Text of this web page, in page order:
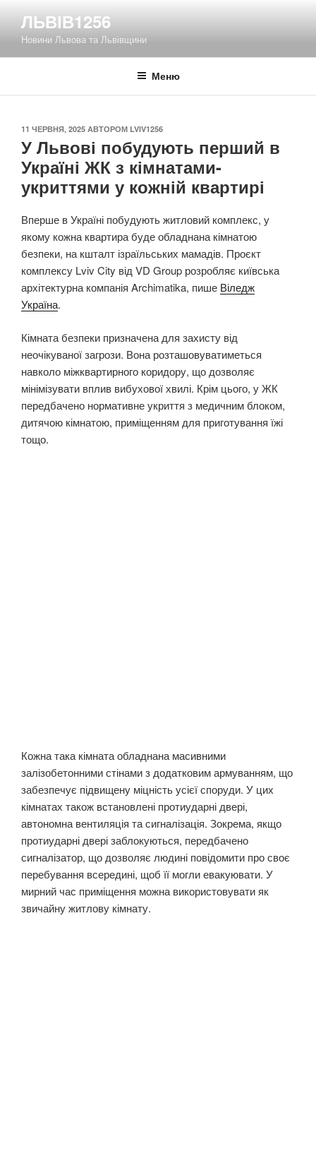
вмісту
ЛЬВІВ1256
Новини Львова та Львівщини
Меню
ОПУБЛІКОВАНО
11 ЧЕРВНЯ, 2025 АВТОРОМ LVIV1256
У Львові побудують перший в
Україні ЖК з кімнатами-
укриттями у кожній квартирі
Вперше в Україні побудують житловий комплекс, у
якому кожна квартира буде обладнана кімнатою
безпеки, на кшталт ізраїльських мамадів. Проєкт
комплексу Lviv City від VD Group розробляє київська
архітектурна компанія Archimatika, пише Віледж
Україна.
Кімната безпеки призначена для захисту від
неочікуваної загрози. Вона розташовуватиметься
навколо міжквартирного коридору, що дозволяє
мінімізувати вплив вибухової хвилі. Крім цього, у ЖК
передбачено нормативне укриття з медичним блоком,
дитячою кімнатою, приміщенням для приготування їжі
тощо.
Кожна така кімната обладнана масивними
залізобетонними стінами з додатковим армуванням, що
забезпечує підвищену міцність усієї споруди. У цих
кімнатах також встановлені протиударні двері,
автономна вентиляція та сигналізація. Зокрема, якщо
протиударні двері заблокуються, передбачено
сигналізатор, що дозволяє людині повідомити про своє
перебування всередині, щоб її могли евакуювати. У
мирний час приміщення можна використовувати як
звичайну житлову кімнату.